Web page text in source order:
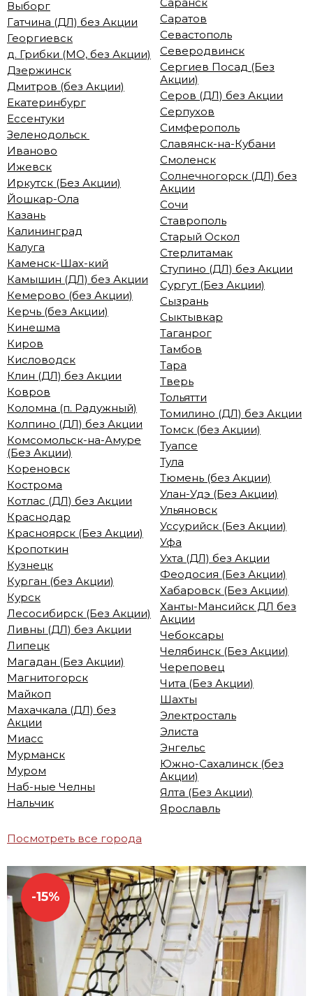
Выборг
Гатчина (ДЛ) без Акции
Георгиевск
д. Грибки (МО, без Акции)
Дзержинск
Дмитров (без Акции)
Екатеринбург
Ессентуки
Зеленодольск
Иваново
Ижевск
Иркутск (Без Акции)
Йошкар-Ола
Казань
Калининград
Калуга
Каменск-Шах-кий
Камышин (ДЛ) без Акции
Кемерово (без Акции)
Керчь (без Акции)
Кинешма
Киров
Кисловодск
Клин (ДЛ) без Акции
Ковров
Коломна (п. Радужный)
Колпино (ДЛ) без Акции
Комсомольск-на-Амуре
(Без Акции)
Кореновск
Кострома
Котлас (ДЛ) без Акции
Краснодар
Красноярск (Без Акции)
Кропоткин
Кузнецк
Курган (без Акции)
Курск
Лесосибирск (Без Акции)
Ливны (ДЛ) без Акции
Липецк
Магадан (Без Акции)
Магнитогорск
Майкоп
Махачкала (ДЛ) без
Акции
Миасс
Мурманск
Муром
Наб-ные Челны
Нальчик
Саратов
Севастополь
Северодвинск
Сергиев Посад (Без
Акции)
Серов (ДЛ) без Акции
Серпухов
Симферополь
Славянск-на-Кубани
Смоленск
Солнечногорск (ДЛ) без
Акции
Сочи
Ставрополь
Старый Оскол
Стерлитамак
Ступино (ДЛ) без Акции
Сургут (Без Акции)
Сызрань
Сыктывкар
Таганрог
Тамбов
Тара
Тверь
Тольятти
Томилино (ДЛ) без Акции
Томск (без Акции)
Туапсе
Тула
Тюмень (без Акции)
Улан-Удэ (Без Акции)
Ульяновск
Уссурийск (Без Акции)
Уфа
Ухта (ДЛ) без Акции
Феодосия (Без Акции)
Хабаровск (Без Акции)
Ханты-Мансийск ДЛ без
Акции
Чебоксары
Челябинск (Без Акции)
Череповец
Чита (Без Акции)
Шахты
Электросталь
Элиста
Энгельс
Южно-Сахалинск (без
Акции)
Ялта (Без Акции)
Ярославль
Посмотреть все города
-15%